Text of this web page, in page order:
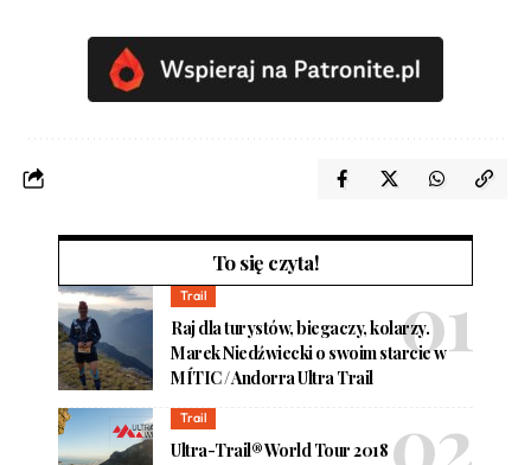
To się czyta!
Trail
Raj dla turystów, biegaczy, kolarzy.
Marek Niedźwiecki o swoim starcie w
MÍTIC / Andorra Ultra Trail
Trail
Ultra-Trail® World Tour 2018